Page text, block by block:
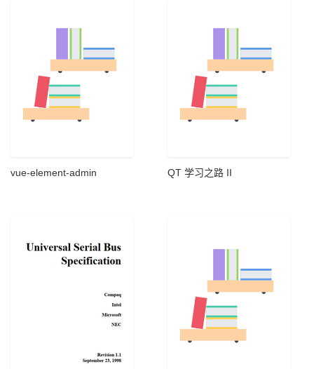
vue-element-admin QT 学习之路 II